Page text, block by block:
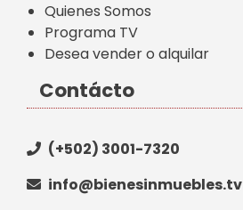
Quienes Somos
Programa TV
Desea vender o alquilar
Contácto
(+502) 3001-7320
info@bienesinmuebles.tv